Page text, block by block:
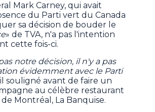
Mark Carney, qui avait
du Parti vert du Canada
sa décision de bouder le
» de TVA, n'a pas l'intention
cette fois-ci.
notre décision, il n'y a pas
évidemment avec le Parti
souligné avant de faire un
au célèbre restaurant
Montréal, La Banquise.